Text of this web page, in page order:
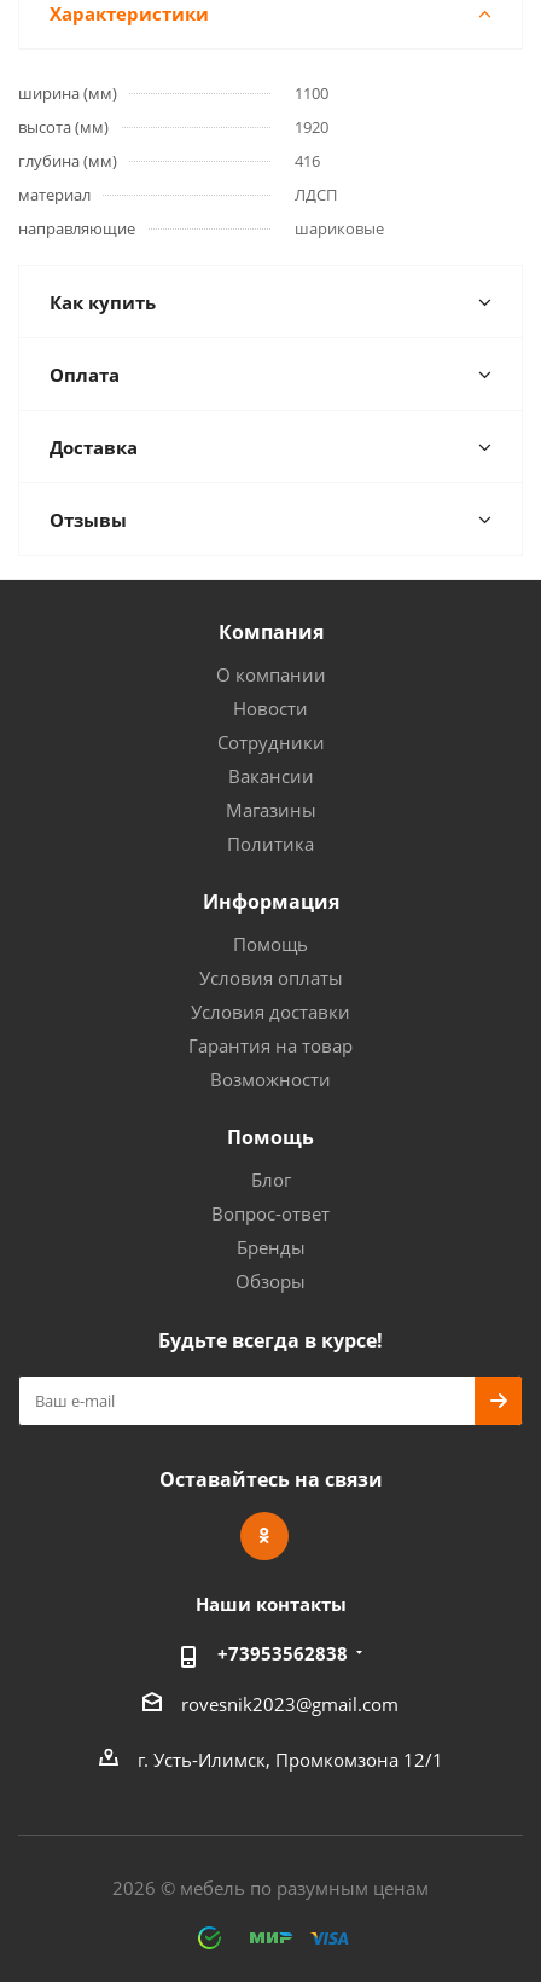
Характеристики
ширина (мм)
1100
высота (мм)
1920
глубина (мм)
416
материал
ЛДСП
направляющие
шариковые
Как купить
Оплата
Доставка
Отзывы
Компания
О компании
Новости
Сотрудники
Вакансии
Магазины
Политика
Информация
Помощь
Условия оплаты
Условия доставки
Гарантия на товар
Возможности
Помощь
Блог
Вопрос-ответ
Бренды
Обзоры
Будьте всегда в курсе!
Оставайтесь на связи
Наши контакты
+73953562838
rovesnik2023@gmail.com
г. Усть-Илимск, Промкомзона 12/1
2026 © мебель по разумным ценам